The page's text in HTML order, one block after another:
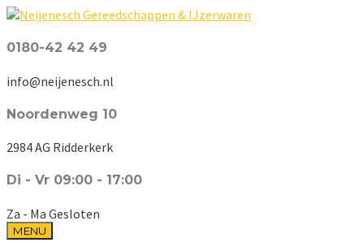
0180-42 42 49
info@neijenesch.nl
Noordenweg 10
2984 AG Ridderkerk
Di - Vr 09:00 - 17:00
Za - Ma Gesloten
MENU